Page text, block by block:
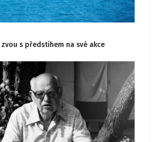
s předstihem na své akce